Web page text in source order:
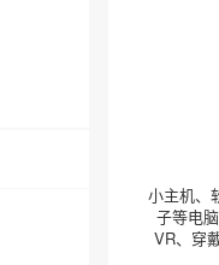
小主机、
子等电
VR、穿